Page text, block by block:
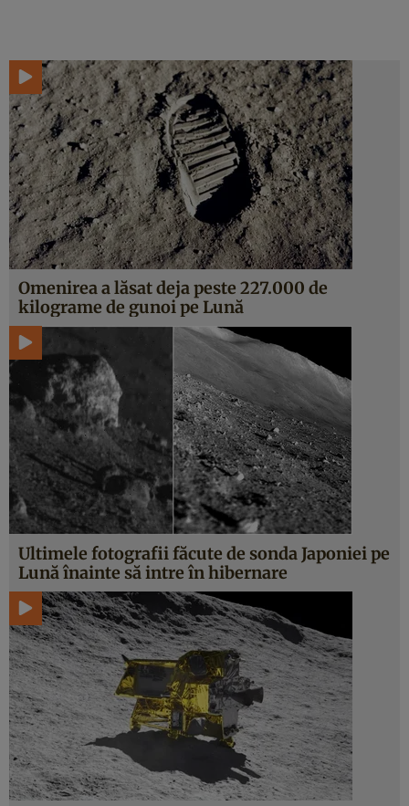
Omenirea a lăsat deja peste 227.000 de
kilograme de gunoi pe Lună
Ultimele fotografii făcute de sonda Japoniei pe
Lună înainte să intre în hibernare